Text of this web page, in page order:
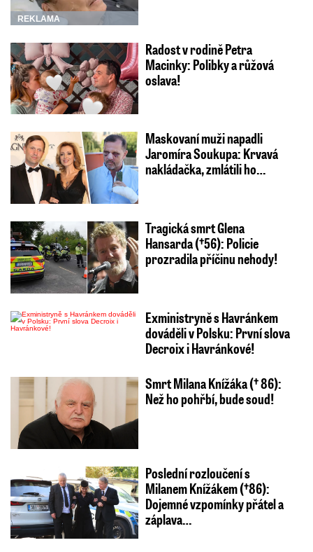
REKLAMA
Radost v rodině Petra
Macinky: Polibky a růžová
oslava!
Maskovaní muži napadli
Jaromíra Soukupa: Krvavá
nakládačka, zmlátili ho…
Tragická smrt Glena
Hansarda (†56): Policie
prozradila příčinu nehody!
Exministryně s Havránkem
dováděli v Polsku: První slova
Decroix i Havránkové!
Smrt Milana Knížáka († 86):
Než ho pohřbí, bude soud!
Poslední rozloučení s
Milanem Knížákem (†86):
Dojemné vzpomínky přátel a
záplava…